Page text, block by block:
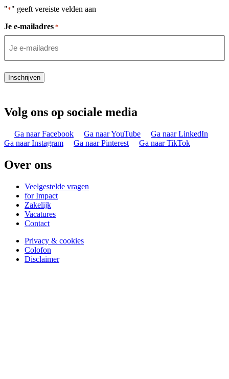
"*" geeft vereiste velden aan
Je e-mailadres *
Inschrijven
Volg ons op sociale media
Ga naar Facebook Ga naar YouTube
Ga naar LinkedIn
Ga naar Instagram
Ga naar Pinterest Ga naar TikTok
Over ons
Veelgestelde vragen
for Impact
Zakelijk
Vacatures
Contact
Privacy & cookies
Colofon
Disclaimer